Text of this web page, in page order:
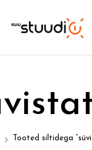
Tooted siltidega